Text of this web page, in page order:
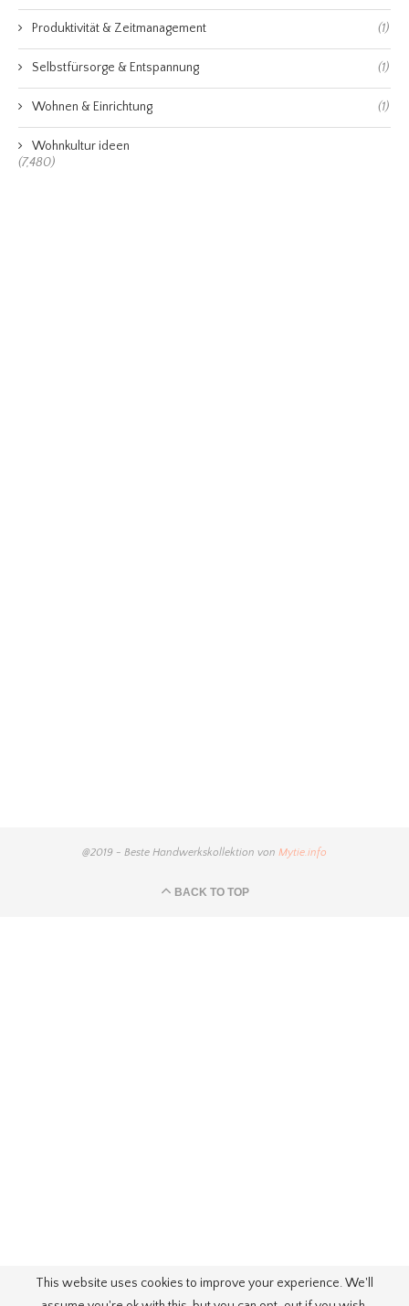
Produktivität & Zeitmanagement (1)
Selbstfürsorge & Entspannung (1)
Wohnen & Einrichtung (1)
Wohnkultur ideen
(7,480)
@2019 - Beste Handwerkskollektion von Mytie.info
BACK TO TOP
This website uses cookies to improve your experience. We'll